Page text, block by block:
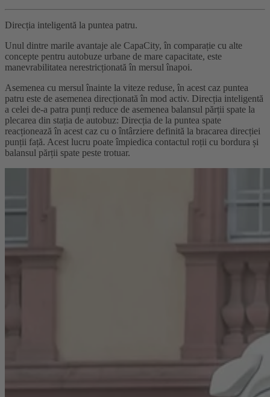
Direcția inteligentă la puntea patru.
Unul dintre marile avantaje ale CapaCity, în comparație cu alte
concepte pentru autobuze urbane de mare capacitate, este
manevrabilitatea nerestricționată în mersul înapoi.
Asemenea cu mersul înainte la viteze reduse, în acest caz puntea
patru este de asemenea direcționată în mod activ. Direcția inteligentă
a celei de-a patra punți reduce de asemenea balansul părții spate la
plecarea din stația de autobuz: Direcția de la puntea spate
reacționează în acest caz cu o întârziere definită la bracarea direcției
punții față. Acest lucru poate împiedica contactul roții cu bordura și
balansul părții spate peste trotuar.